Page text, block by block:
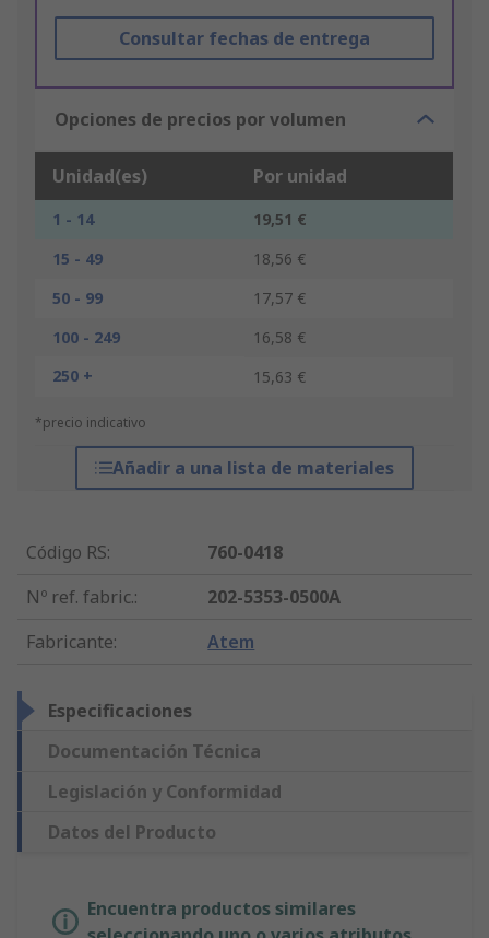
Consultar fechas de entrega
Opciones de precios por volumen
Unidad(es) Por unidad
1 - 14
19,51 €
15 - 49
18,56 €
50 - 99
17,57 €
100 - 249
16,58 €
250 +
15,63 €
*precio indicativo
Añadir a una lista de materiales
Código RS:
760-0418
Nº ref. fabric.:
202-5353-0500A
Fabricante: Atem
Especificaciones
Documentación Técnica
Legislación y Conformidad
Datos del Producto
Encuentra productos similares